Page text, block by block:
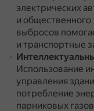
электрических
и
выбросов
и транспортные
Использование
управления
потребление
парниковых